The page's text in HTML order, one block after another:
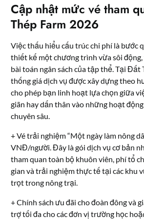
Cập nhật mức vé tham
Thép Farm 2026
Việc thấu hiểu cấu trúc chi phí là bước
thiết kế một chương trình vừa sôi
bài toán ngân sách của tập thể. Tại Đất
thống giá dịch vụ được xây dựng theo
cho phép bạn linh hoạt lựa chọn giữa
giãn hay dấn thân vào những hoạt
chuyên sâu.
+ Vé trải nghiệm “Một ngày làm nông
VNĐ/người. Đây là gói dịch vụ cơ bản
tham quan toàn bộ khuôn viên, phí tổ
gian và trải nghiệm thực tế tại các khu
trọt trong nông trại.
+ Chính sách ưu đãi cho đoàn đông và
trợ tối đa cho các đơn vị trường học